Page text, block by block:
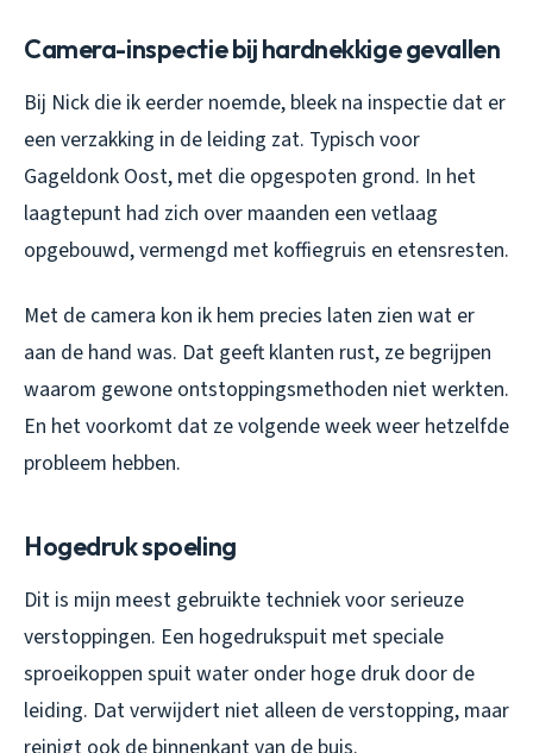
Camera-inspectie bij hardnekkige gevallen
Bij Nick die ik eerder noemde, bleek na inspectie dat er
een verzakking in de leiding zat. Typisch voor
Gageldonk Oost, met die opgespoten grond. In het
laagtepunt had zich over maanden een vetlaag
opgebouwd, vermengd met koffiegruis en etensresten.
Met de camera kon ik hem precies laten zien wat er
aan de hand was. Dat geeft klanten rust, ze begrijpen
waarom gewone ontstoppingsmethoden niet werkten.
En het voorkomt dat ze volgende week weer hetzelfde
probleem hebben.
Hogedruk spoeling
Dit is mijn meest gebruikte techniek voor serieuze
verstoppingen. Een hogedrukspuit met speciale
sproeikoppen spuit water onder hoge druk door de
leiding. Dat verwijdert niet alleen de verstopping, maar